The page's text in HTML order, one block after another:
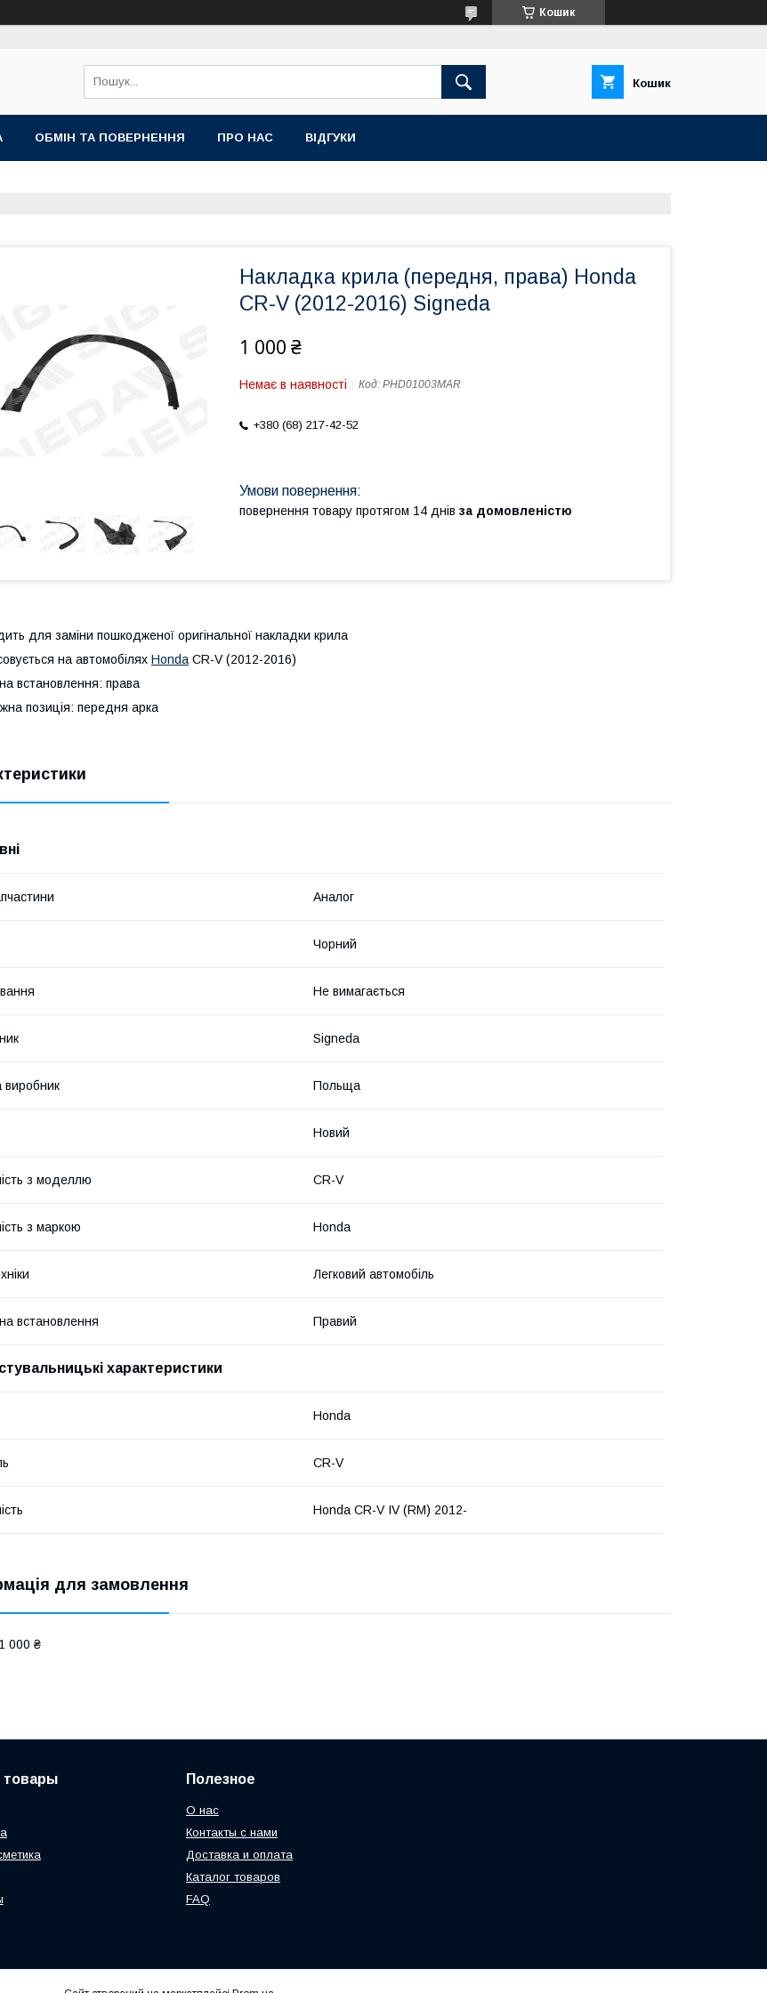
Кошик
Кошик
ОБМІН ТА ПОВЕРНЕННЯ ПРО НАС ВІДГУКИ
Накладка крила (передня, права) Honda
CR-V (2012-2016) Signeda
1 000 ₴
Немає в наявності Код: PHD01003MAR
+380 (68) 217-42-52
повернення товару протягом 14 днів за домовленістю
для заміни пошкодженої оригінальної накладки крила
на автомобілях Honda CR-V (2012-2016)
встановлення: права
позиція: передня арка
Аналог
Чорний
Не вимагається
Signeda
виробник Польща
Новий
з моделлю CR-V
з маркою Honda
Легковий автомобіль
встановлення Правий
характеристики
Honda
CR-V
Honda CR-V IV (RM) 2012-
для замовлення
1 000 ₴
товары Полезное
О нас
Контакты с нами
Доставка и оплата
Каталог товаров
FAQ